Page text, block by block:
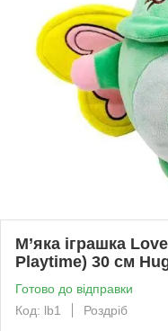
М’яка іграшка
Playtime) 30 см
Готово до відправки
Код: lb1
Роздріб